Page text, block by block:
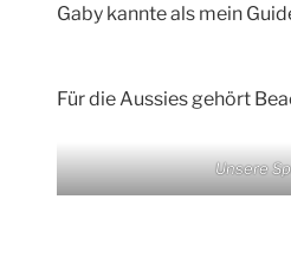
Gaby kannte als mein
Für die Aussies gehört
Unsere